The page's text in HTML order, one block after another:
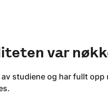
var
studiene og har fullt